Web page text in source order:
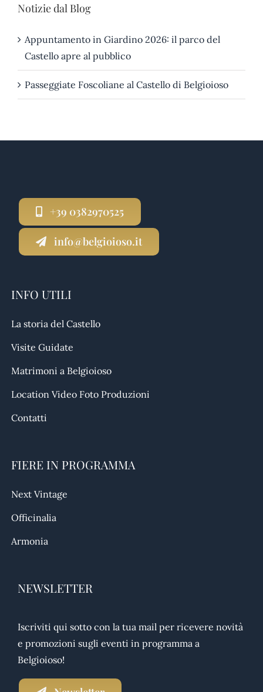
Notizie dal Blog
Appuntamento in Giardino 2026: il parco del
Castello apre al pubblico
Passeggiate Foscoliane al Castello di Belgioioso
+39 0382970525
info@belgioioso.it
INFO UTILI
La storia del Castello
Visite Guidate
Matrimoni a Belgioioso
Location Video Foto Produzioni
Contatti
FIERE IN PROGRAMMA
Next Vintage
Officinalia
Armonia
NEWSLETTER
Iscriviti qui sotto con la tua mail per ricevere novità
e promozioni sugli eventi in programma a
Belgioioso!